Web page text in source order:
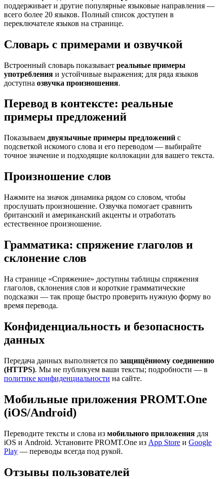
поддерживает и другие популярные языковые направления —
всего более 20 языков. Полный список доступен в
переключателе языков на странице.
Словарь с примерами и озвучкой
Встроенный словарь показывает реальные примеры
употребления и устойчивые выражения; для ряда языков
доступна озвучка произношения.
Перевод в контексте: реальные
примеры предложений
Показываем двуязычные примеры предложений с
подсветкой искомого слова и его переводом — выбирайте
точное значение и подходящие коллокации для вашего текста.
Произношение слов
Нажмите на значок динамика рядом со словом, чтобы
прослушать произношение. Озвучка помогает сравнить
британский и американский акценты и отработать
естественное произношение.
Грамматика: спряжение глаголов и
склонение слов
На странице «Спряжение» доступны таблицы спряжения
глаголов, склонения слов и короткие грамматические
подсказки — так проще быстро проверить нужную форму во
время перевода.
Конфиденциальность и безопасность
данных
Передача данных выполняется по защищённому соединению
(HTTPS). Мы не публикуем ваши тексты; подробности — в
политике конфиденциальности на сайте.
Мобильные приложения PROMT.One
(iOS/Android)
Переводите тексты и слова из мобильного приложения для
iOS и Android. Установите PROMT.One из App Store и Google
Play — переводы всегда под рукой.
Отзывы пользователей